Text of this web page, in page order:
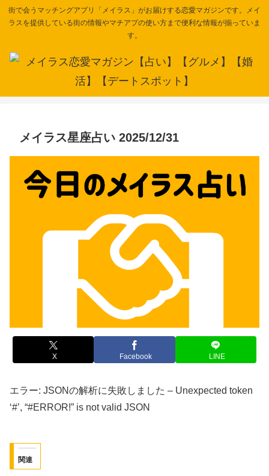
街で会うマッチングアプリ「メイラス」がお届けする恋愛マガジンです。メイ
ラスを提供している街の情報やマチアプの使い方まで便利な情報が揃っていま
す。
メイラス星座占い 2025/12/31
X Facebook LINE
エラー: JSONの解析に失敗しました – Unexpected token
‘#’, “#ERROR!” is not valid JSON
関連